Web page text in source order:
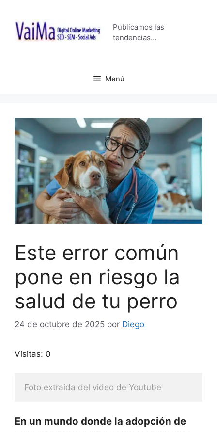
contenido
Publicamos las
tendencias…
Menú
Este error común
pone en riesgo la
salud de tu perro
24 de octubre de 2025 por Diego
Visitas: 0
Foto extraida del video de Youtube
En un mundo donde la adopción de